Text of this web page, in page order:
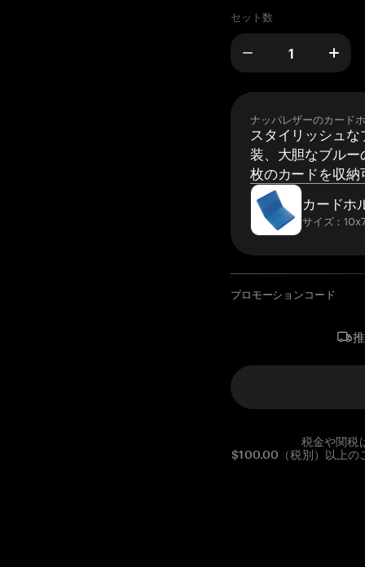
セット数
ナッパレザーのカード
スタイリッシュ
装、大胆なブルー
枚のカードを収納
カードホ
サイズ：
プロモーションコード
税金や関税
$100.00（税別）以上の